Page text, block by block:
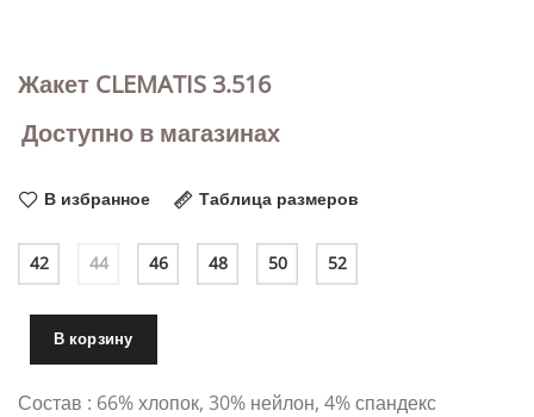
Жакет CLEMATIS 3.516
Доступно в магазинах
В избранное Таблица размеров
42 44 46 48 50 52
В корзину
Состав : 66% хлопок, 30% нейлон, 4% спандекс